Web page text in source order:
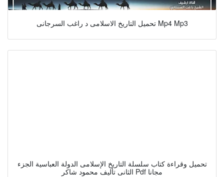
تحميل التاريخ الاسلامى د راغب السرجانى Mp4 Mp3
تحميل وقراءة كتاب سلسلة التاريخ الإسلامى الدولة العباسية الجزء
الثانى تأليف محمود شاكر Pdf مجانا